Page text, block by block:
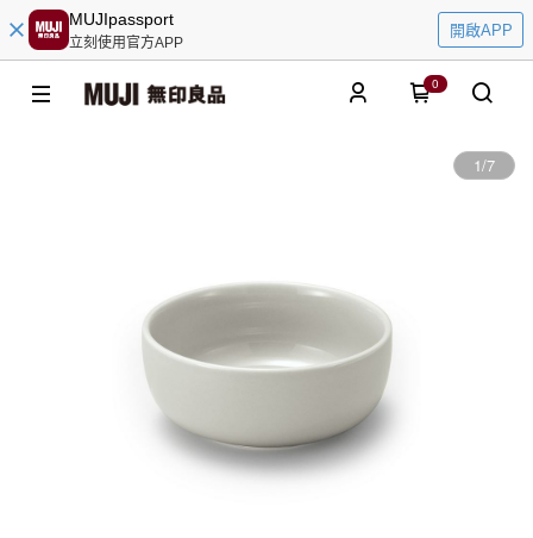
MUJIpassport
立刻使用官方APP
開啟APP
0
1/7